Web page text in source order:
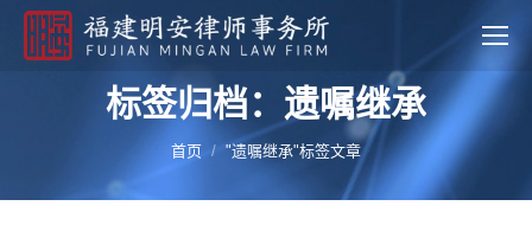
标签归档：遗嘱继承
您的位置：
首页 "遗嘱继承"标签文章